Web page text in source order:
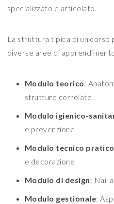
specializzato e articolato.
La struttura tipica di un corso
diverse aree di
Modulo teorico:
strutture correlate
Modulo igienico-
e prevenzione
Modulo tecnico pratico
e decorazione
Modulo di design: Nail
Modulo gestionale: